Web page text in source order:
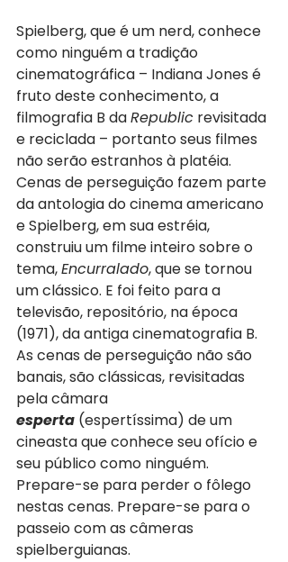
Spielberg, que é um nerd, conhece
como ninguém a tradição
cinematográfica – Indiana Jones é
fruto deste conhecimento, a
filmografia B da Republic revisitada
e reciclada – portanto seus filmes
não serão estranhos à platéia.
Cenas de perseguição fazem parte
da antologia do cinema americano
e Spielberg, em sua estréia,
construiu um filme inteiro sobre o
tema, Encurralado, que se tornou
um clássico. E foi feito para a
televisão, repositório, na época
(1971), da antiga cinematografia B.
As cenas de perseguição não são
banais, são clássicas, revisitadas
pela câmara
esperta (espertíssima) de um
cineasta que conhece seu ofício e
seu público como ninguém.
Prepare-se para perder o fôlego
nestas cenas. Prepare-se para o
passeio com as câmeras
spielberguianas.